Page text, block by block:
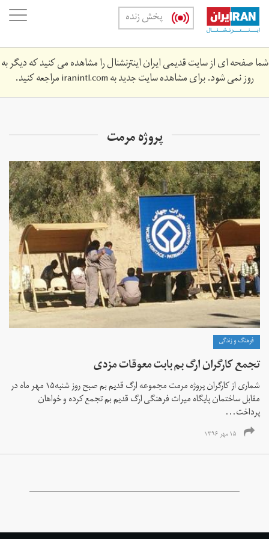
Skip
main
content
پخش زنده
شما صفحه ای از سایت قدیمی ایران اینترنشنال را مشاهده می کنید که دیگر به
روز نمی شود. برای مشاهده سایت جدید بهiranintl.comمراجعه کنید.
پروژه مرمت
فرهنگ و زندگی
تجمع کارگران ارگ بم بابت معوقات مزدی
شماری از کارگران پروژه مرمت مجموعه ارگ قدیم بم صبح روز شنبه۱۵ مهر ماه در
مقابل ساختمان پایگاه میراث فرهنگی ارگ قدیم بم تجمع کرده و خواهان
پرداخت...
۱۵ مهر ۱۳۹۶